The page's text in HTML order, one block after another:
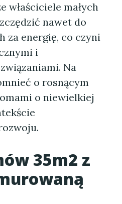
właściciele małych
nawet do
za energię, co czyni
i
Na
o rosnącym
o niewielkiej
35m2 z